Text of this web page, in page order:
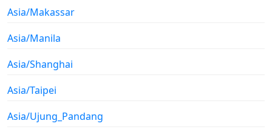
Asia/Makassar
Asia/Manila
Asia/Shanghai
Asia/Taipei
Asia/Ujung_Pandang